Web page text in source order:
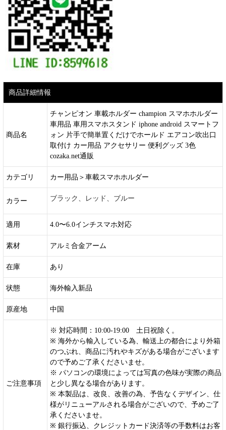
商品詳細情報
商品名
チャンピオン 車載ホルダー champion スマホホルダー
車用品 車用スマホスタンド iphone android スマートフ
ォン 片手で簡単置くだけでホールド エアコン吹出口
取付け カー用品 アクセサリー 便利グッズ 3色
cozaka.net通販
カテゴリ カー用品＞車載スマホホルダー
カラー ブラック、レッド、ブルー
適用 4.0〜6.0インチスマホ対応
素材 アルミ合金アーム
在庫 あり
状態 海外輸入新品
原産地 中国
ご注意事項
※ 対応時間：10:00-19:00 土日祝除く。
※ 海外から輸入している為、輸送上の都合により外箱
のつぶれ、商品に汚れやキズがある場合がございます
ので予めご了承くださいませ。
※ パソコンの環境によっては写真の色味が実際の商品
と少し異なる場合があります。
※ 本製品は、改良、改善の為、予告なくデザイン、仕
様がリニューアルされる場合がございので、予めご了
承くださいませ。
※ 銀行振込、クレジットカード決済等の手数料はお客